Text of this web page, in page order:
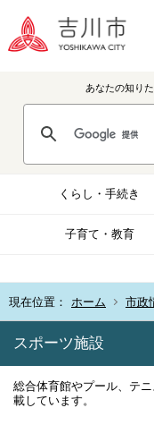
あなたの知り
くらし・手続き
子育て・教育
現在位置： ホーム 市政
スポーツ施設
総合体育館やプール、テ
載しています。